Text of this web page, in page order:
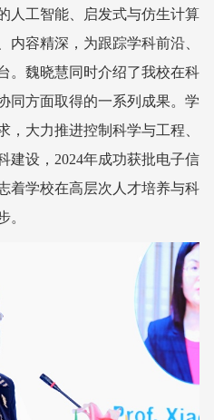
人工智能、启发式与仿生计算
内容精深，为跟踪学科前沿、
。魏晓慧同时介绍了我校在科
同方面取得的一系列成果。学
，大力推进控制科学与工程、
建设，2024年成功获批电子信
着学校在高层次人才培养与科
。